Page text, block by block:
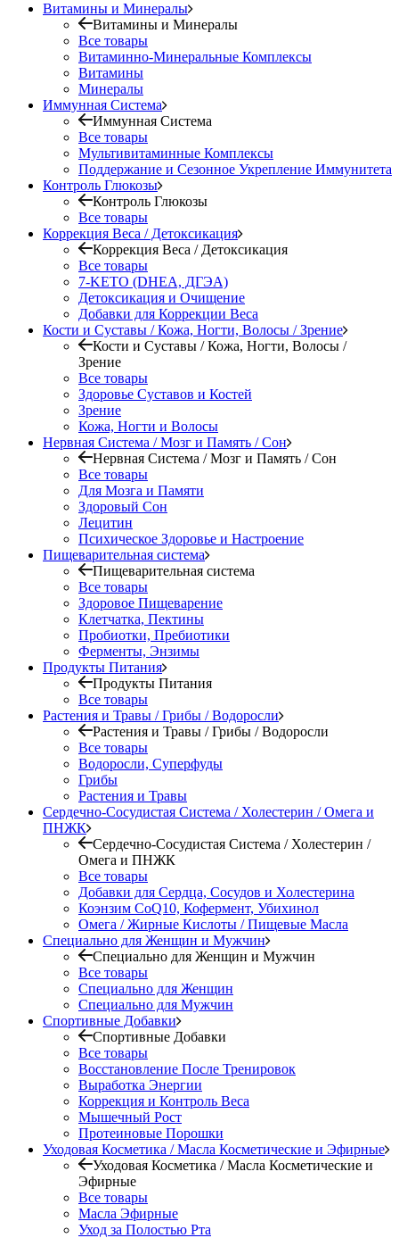
Витамины и Минералы
Витамины и Минералы
Все товары
Витаминно-Минеральные Комплексы
Витамины
Минералы
Иммунная Система
Иммунная Система
Все товары
Мультивитаминные Комплексы
Поддержание и Сезонное Укрепление Иммунитета
Контроль Глюкозы
Контроль Глюкозы
Все товары
Коррекция Веса / Детоксикация
Коррекция Веса / Детоксикация
Все товары
7-KETO (DHEA, ДГЭА)
Детоксикация и Очищение
Добавки для Коррекции Веса
Кости и Суставы / Кожа, Ногти, Волосы / Зрение
Кости и Суставы / Кожа, Ногти, Волосы /
Зрение
Все товары
Здоровье Суставов и Костей
Зрение
Кожа, Ногти и Волосы
Нервная Система / Мозг и Память / Сон
Нервная Система / Мозг и Память / Сон
Все товары
Для Мозга и Памяти
Здоровый Сон
Лецитин
Психическое Здоровье и Настроение
Пищеварительная система
Пищеварительная система
Все товары
Здоровое Пищеварение
Клетчатка, Пектины
Пробиотки, Пребиотики
Ферменты, Энзимы
Продукты Питания
Продукты Питания
Все товары
Растения и Травы / Грибы / Водоросли
Растения и Травы / Грибы / Водоросли
Все товары
Водоросли, Суперфуды
Грибы
Растения и Травы
Сердечно-Сосудистая Система / Холестерин / Омега и
ПНЖК
Сердечно-Сосудистая Система / Холестерин /
Омега и ПНЖК
Все товары
Добавки для Сердца, Сосудов и Холестерина
Коэнзим CoQ10, Кофермент, Убихинол
Омега / Жирные Кислоты / Пищевые Масла
Специально для Женщин и Мужчин
Специально для Женщин и Мужчин
Все товары
Специально для Женщин
Специально для Мужчин
Спортивные Добавки
Спортивные Добавки
Все товары
Восстановление После Тренировок
Выработка Энергии
Коррекция и Контроль Веса
Мышечный Рост
Протеиновые Порошки
Уходовая Косметика / Масла Косметические и Эфирные
Уходовая Косметика / Масла Косметические и
Эфирные
Все товары
Масла Эфирные
Уход за Полостью Рта